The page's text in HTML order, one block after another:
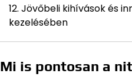
Jövőbeli kihívások és
kezelésében
Mi is pontosan a